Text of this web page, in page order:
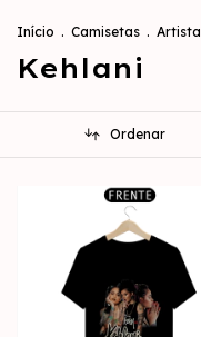
Início . Camisetas .
Kehlani
Ordenar